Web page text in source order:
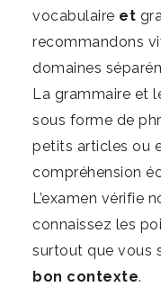
vocabulaire et
recommandons
domaines
La grammaire et
sous forme de
petits articles ou
compréhension
L’examen vérifie
connaissez les
surtout que vous
bon contexte.